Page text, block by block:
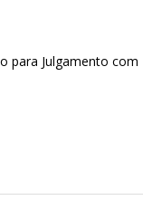
para Julgamento